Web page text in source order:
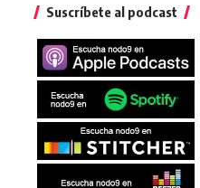
Suscríbete al podcast